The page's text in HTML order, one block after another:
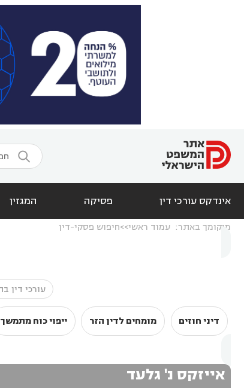

אינדקס עורכי דין פסיקה המגזין
מיקומך באתר: עמוד ראשי חיפוש פסקי-דין
דיני חוזים מומחים לדין הזר ייפוי כוח מתמשך
אייזקס נ' גלעד